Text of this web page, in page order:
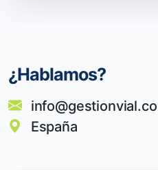
¿Hablamos?
España